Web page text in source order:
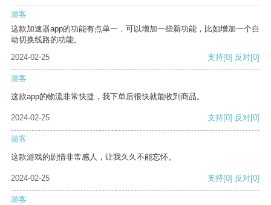
游客
这款加速器app的功能有点单一，可以增加一些新功能，比如增加一个自
动切换线路的功能。
2024-02-25
支持[0] 反对[0]
游客
这款app的物流非常快捷，我下单后很快就能收到商品。
2024-02-25 支持[0] 反对[0]
游客
这款游戏的剧情非常感人，让我久久不能忘怀。
2024-02-25 支持[0] 反对[0]
游客